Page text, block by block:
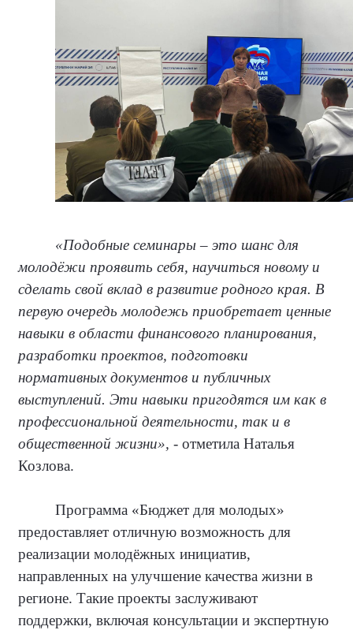
«Подобные семинары – это шанс для
молодёжи проявить себя, научиться новому и
сделать свой вклад в развитие родного края. В
первую очередь молодежь приобретает ценные
навыки в области финансового планирования,
разработки проектов, подготовки
нормативных документов и публичных
выступлений. Эти навыки пригодятся им как в
профессиональной деятельности, так и в
общественной жизни», - отметила Наталья
Козлова.
Программа «Бюджет для молодых»
предоставляет отличную возможность для
реализации молодёжных инициатив,
направленных на улучшение качества жизни в
регионе. Такие проекты заслуживают
поддержки, включая консультации и экспертную